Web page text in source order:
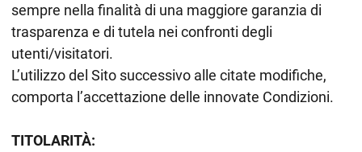
sempre nella finalità di una maggiore garanzia di
trasparenza e di tutela nei confronti degli
utenti/visitatori.
L’utilizzo del Sito successivo alle citate modifiche,
comporta l’accettazione delle innovate Condizioni.
TITOLARITÀ: